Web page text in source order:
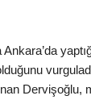
Dervişoğlu,